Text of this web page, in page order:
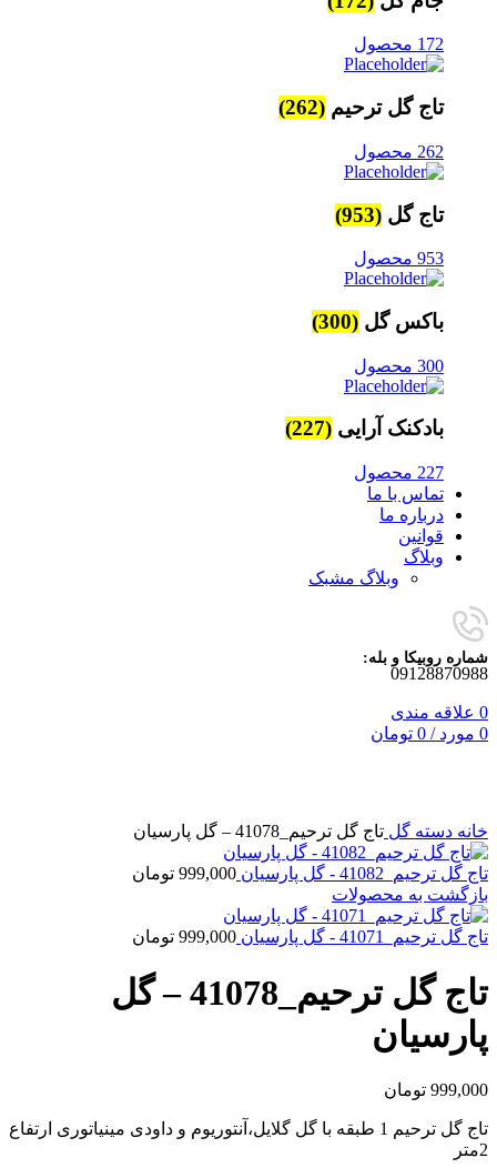
172 محصول
تاج گل ترحیم (262)
262 محصول
تاج گل (953)
953 محصول
باکس گل (300)
300 محصول
بادکنک آرایی (227)
227 محصول
تماس با ما
درباره ما
قوانین
وبلاگ
وبلاگ مشبک
شماره روبیکا و بله:
09128870988
0 علاقه مندی
0 مورد /
0 تومان
خانه دسته گل تاج گل ترحیم_41078 – گل پارسیان
تاج گل ترحیم_41082 - گل پارسیان 999,000 تومان
بازگشت به محصولات
تاج گل ترحیم_41071 - گل پارسیان 999,000 تومان
تاج گل ترحیم_41078 – گل
پارسیان
999,000 تومان
تاج گل ترحیم 1 طبقه با گل گلایل،آنتوریوم و داودی مینیاتوری ارتفاع
2متر